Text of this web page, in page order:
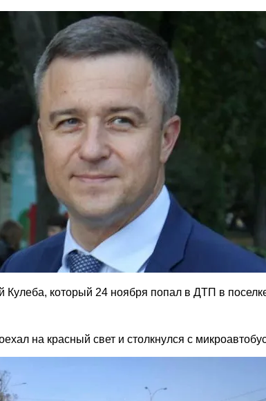
Кулеба, который 24 ноября попал в ДТП в
на красный свет и столкнулся с